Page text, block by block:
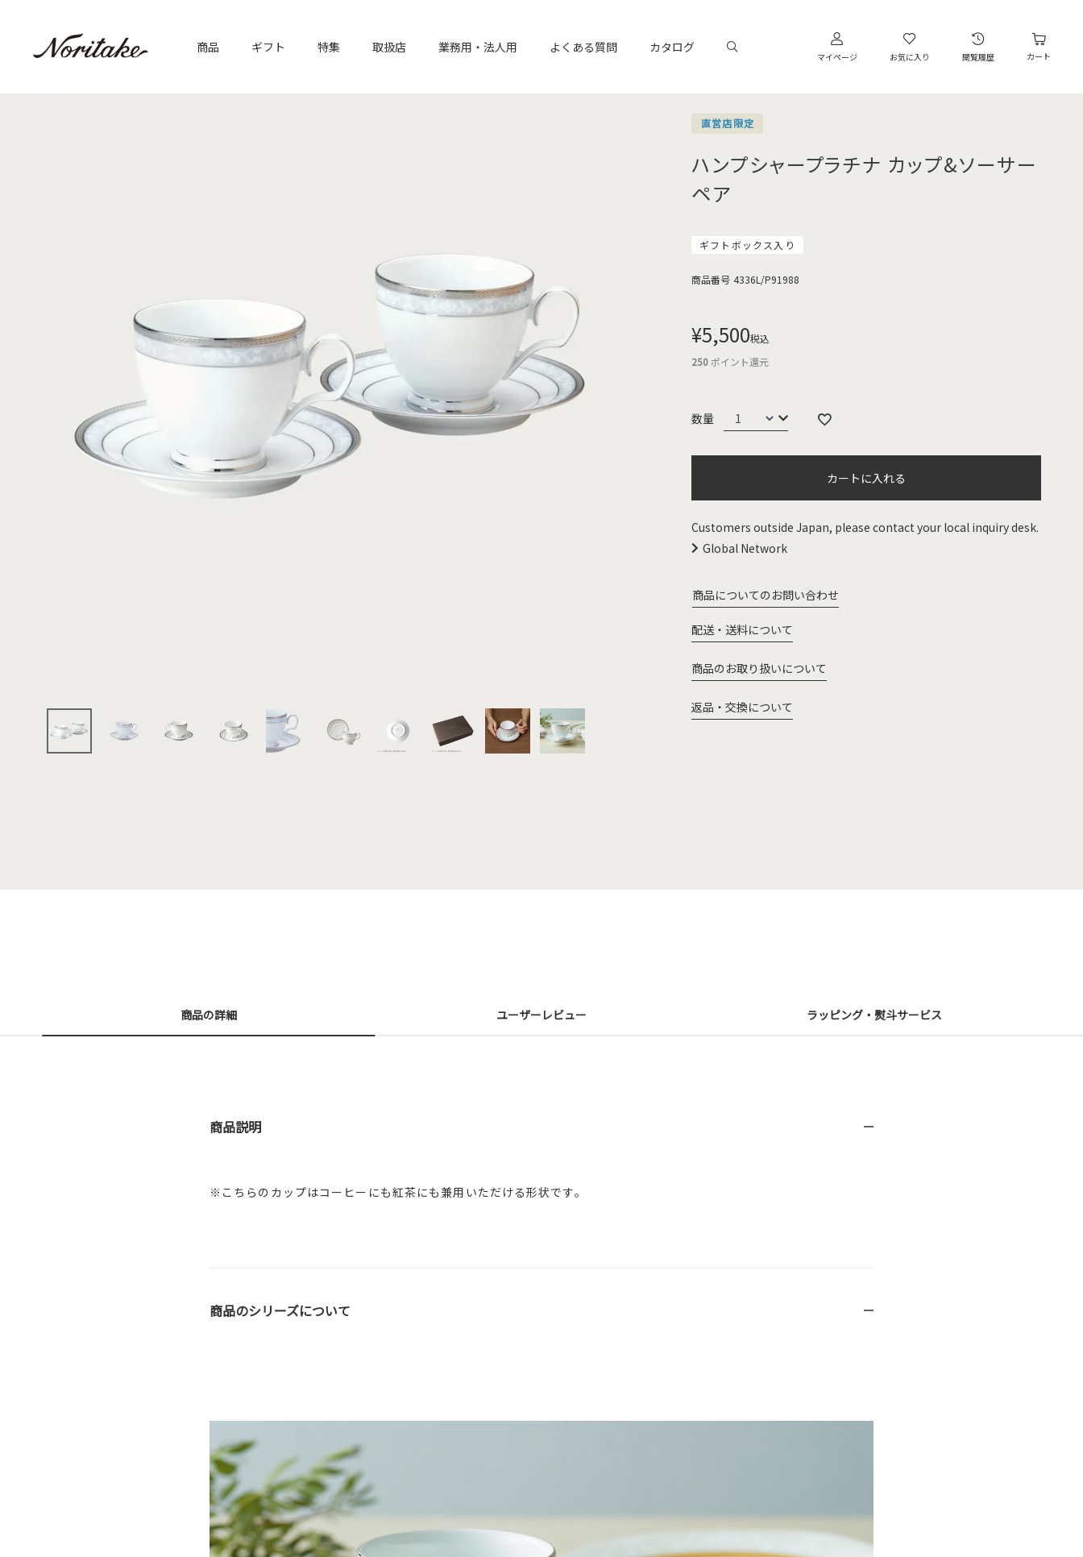
商品 ギフト 特集 取扱店 業務用・法人用 よくある質問 カタログ
マイページ お気に入り 閲覧履歴 カート
直営店限定
ハンプシャープラチナ カップ&ソーサー
ペア
ギフトボックス入り
商品番号 4336L/P91988
¥5,500税込
250ポイント還元
カートに入れる
Customers outside Japan, please contact your local inquiry desk.
Global Network
商品についてのお問い合わせ
配送・送料について
商品のお取り扱いについて
返品・交換について
商品の詳細 ユーザーレビュー ラッピング・熨斗サービス
商品説明
※こちらのカップはコーヒーにも紅茶にも兼用いただける形状です。
商品のシリーズについて